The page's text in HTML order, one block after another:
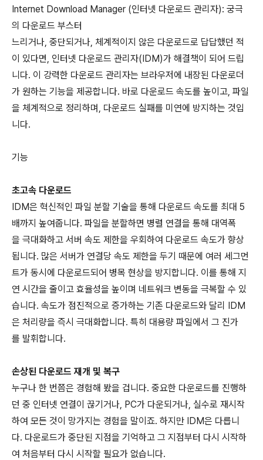
Internet Download Manager (인터넷 다운로드 관리자): 궁극
의 다운로드 부스터
느리거나, 중단되거나, 체계적이지 않은 다운로드로 답답했던 적
이 있다면, 인터넷 다운로드 관리자(IDM)가 해결책이 되어 드립
니다. 이 강력한 다운로드 관리자는 브라우저에 내장된 다운로더
가 원하는 기능을 제공합니다. 바로 다운로드 속도를 높이고, 파일
을 체계적으로 정리하며, 다운로드 실패를 미연에 방지하는 것입
니다.
기능
초고속 다운로드
IDM은 혁신적인 파일 분할 기술을 통해 다운로드 속도를 최대 5
배까지 높여줍니다. 파일을 분할하면 병렬 연결을 통해 대역폭
을 극대화하고 서버 속도 제한을 우회하여 다운로드 속도가 향상
됩니다. 많은 서버가 연결당 속도 제한을 두기 때문에 여러 세그먼
트가 동시에 다운로드되어 병목 현상을 방지합니다. 이를 통해 지
연 시간을 줄이고 효율성을 높이며 네트워크 변동을 극복할 수 있
습니다. 속도가 점진적으로 증가하는 기존 다운로드와 달리 IDM
은 처리량을 즉시 극대화합니다. 특히 대용량 파일에서 그 진가
를 발휘합니다.
손상된 다운로드 재개 및 복구
누구나 한 번쯤은 경험해 봤을 겁니다. 중요한 다운로드를 진행하
던 중 인터넷 연결이 끊기거나, PC가 다운되거나, 실수로 재시작
하여 모든 것이 망가지는 경험을 말이죠. 하지만 IDM은 다릅니
다. 다운로드가 중단된 지점을 기억하고 그 지점부터 다시 시작하
여 처음부터 다시 시작할 필요가 없습니다.